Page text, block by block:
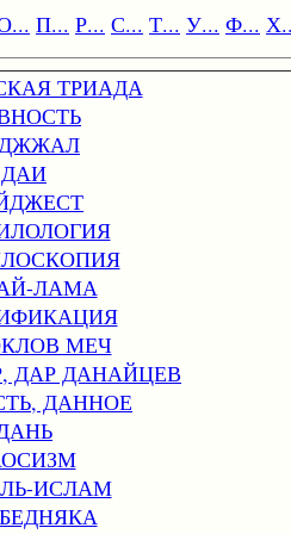
П... Р... С... Т... У... Ф...
ТРИАДА
ДАИ
ЛАМА
МЕЧ
ДАР ДАНАЙЦЕВ
ДАННОЕ
ИСЛАМ